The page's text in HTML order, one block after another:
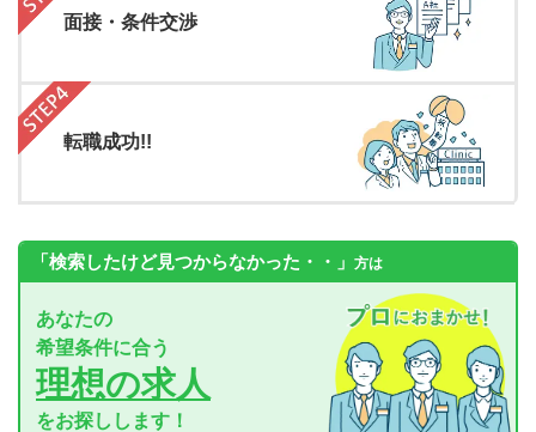
面接・条件交渉
転職成功!!
「検索したけど見つからなかった・・」 方は
あなたの
希望条件に合う
理想の求人
をお探しします！